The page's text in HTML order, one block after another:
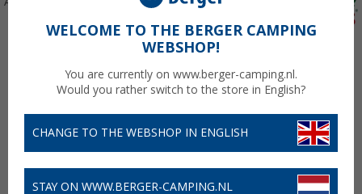
WELCOME TO THE BERGER CAMPING
WEBSHOP!
You are currently on www.berger-camping.nl.
Would you rather switch to the store in English?
CHANGE TO THE WEBSHOP IN ENGLISH
STAY ON WWW.BERGER-CAMPING.NL